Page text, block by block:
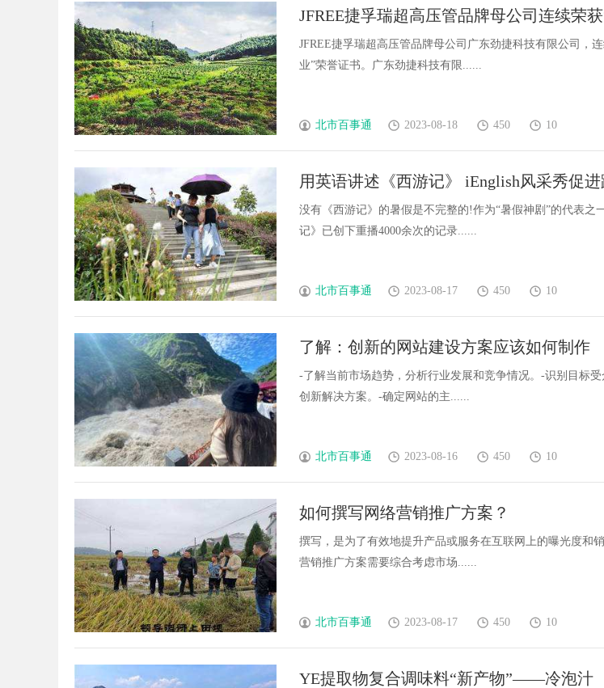
JFREE捷孚瑞超高压管品牌母公司连续荣
业”荣誉证书
JFREE捷孚瑞超高压管品牌母公司广东劲捷科技有限公司，
业”荣誉证书。广东劲捷科技有限......
北市百事通 2023-08-18 450 10
用英语讲述《西游记》 iEnglish风采秀促
没有《西游记》的暑假是不完整的!作为“暑假神剧”的代表之
记》已创下重播4000余次的记录......
北市百事通 2023-08-17 450 10
了解：创新的网站建设方案应该如何制作
-了解当前市场趋势，分析行业发展和竞争情况。-识别目标受
创新解决方案。-确定网站的主......
北市百事通 2023-08-16 450 10
如何撰写网络营销推广方案？
撰写，是为了有效地提升产品或服务在互联网上的曝光度和
营销推广方案需要综合考虑市场......
北市百事通 2023-08-17 450 10
YE提取物复合调味料“新产物”——冷泡汁